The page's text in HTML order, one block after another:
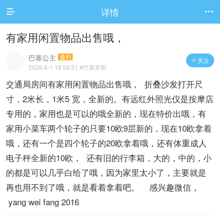
 详情 
有家用闲置物品出售哦，
 关注
巴塞公主 通判
2026-6-1 18:58:51 #巴塞罗那
交通局房间有家用闲置物品出售哦， 折叠沙发打开尺
寸，2米长，1米5 宽，全新的。有远红外照光仪是按摩店
专用的，家用也是可以的哦全新的，现在特价出哦，有
家用小菜车两个轮子的只要10欧9层新的，现在10欧拿着
哦，还有一个是四个轮子的20欧拿着哦，还有体重成人
电子秤全新的10欧， 还有旧的行李箱，大的，中的，小
的都是可以几乎白给了哦，因为家里太小了，主要就是
再也用不到了哦，就是看着拿着吧。 感兴趣微信，
yang wei fang 2016